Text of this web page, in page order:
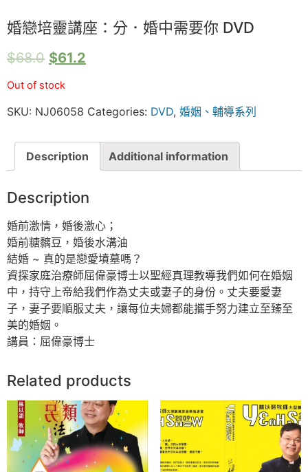
婚戀培靈講座：分．婚中需要你 DVD
$68.0 $61.2
Out of stock
SKU: NJ06058 Categories: DVD, 婚姻、輔導系列
Description Additional information
Description
婚前激情，婚後激心；
婚前糖黐豆，婚後水溝油
結婚 ~ 真的是戀愛墳墓嗎？
資探家庭治療師屈偉豪博士以聖經真理教導我們如何在婚姻
中，持守上帝給我們作為丈夫或妻子的身份。丈夫要愛妻
子，妻子要順服丈夫，讓每位夫婦都能攜手努力建立至臻至
美的婚姻。
講員：屈偉豪博士
Related products